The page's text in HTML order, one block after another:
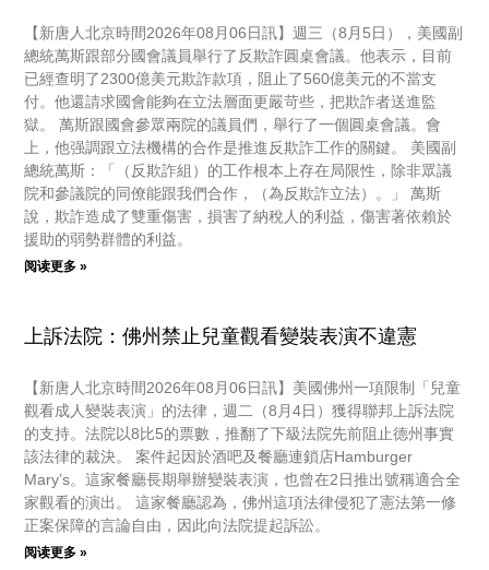
【新唐人北京時間2026年08月06日訊】週三（8月5日），美國副
總統萬斯跟部分國會議員舉行了反欺詐圓桌會議。他表示，目前
已經查明了2300億美元欺詐款項，阻止了560億美元的不當支
付。他還請求國會能夠在立法層面更嚴苛些，把欺詐者送進監
獄。 萬斯跟國會參眾兩院的議員們，舉行了一個圓桌會議。會
上，他强調跟立法機構的合作是推進反欺詐工作的關鍵。 美國副
總統萬斯：「（反欺詐組）的工作根本上存在局限性，除非眾議
院和參議院的同僚能跟我們合作，（為反欺詐立法）。」 萬斯
說，欺詐造成了雙重傷害，損害了納稅人的利益，傷害著依賴於
援助的弱勢群體的利益。
阅读更多 »
上訴法院：佛州禁止兒童觀看變裝表演不違憲
【新唐人北京時間2026年08月06日訊】美國佛州一項限制「兒童
觀看成人變裝表演」的法律，週二（8月4日）獲得聯邦上訴法院
的支持。法院以8比5的票數，推翻了下級法院先前阻止德州事實
該法律的裁決。 案件起因於酒吧及餐廳連鎖店Hamburger
Mary’s。這家餐廳長期舉辦變裝表演，也曾在2日推出號稱適合全
家觀看的演出。 這家餐廳認為，佛州這項法律侵犯了憲法第一修
正案保障的言論自由，因此向法院提起訴訟。
阅读更多 »